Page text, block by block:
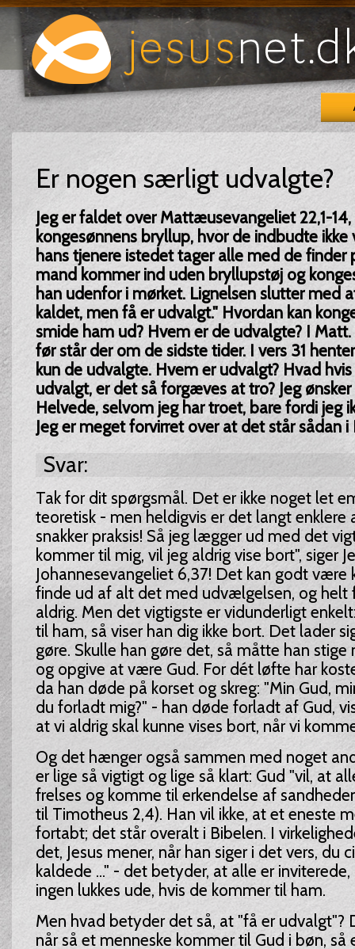
Er nogen særligt udvalgte?
Jeg er faldet over Mattæusevangeliet 22,1-
kongesønnens bryllup, hvor de indbudte ikke
hans tjenere istedet tager alle med de finder
mand kommer ind uden bryllupstøj og
han udenfor i mørket. Lignelsen slutter med
kaldet, men få er udvalgt." Hvordan kan
smide ham ud? Hvem er de udvalgte? I Matt.
før står der om de sidste tider. I vers 31
kun de udvalgte. Hvem er udvalgt? Hvad
udvalgt, er det så forgæves at tro? Jeg
Helvede, selvom jeg har troet, bare fordi jeg
Jeg er meget forvirret over at det står sådan i
Svar:
Tak for dit spørgsmål. Det er ikke noget let
teoretisk - men heldigvis er det langt enklere
snakker praksis! Så jeg lægger ud med det
kommer til mig, vil jeg aldrig vise bort", siger
Johannesevangeliet 6,37! Det kan godt være
finde ud af alt det med udvælgelsen, og helt
aldrig. Men det vigtigste er vidunderligt
til ham, så viser han dig ikke bort. Det lader
gøre. Skulle han gøre det, så måtte han stige
og opgive at være Gud. For dét løfte har
da han døde på korset og skreg: "Min Gud,
du forladt mig?" - han døde forladt af Gud,
at vi aldrig skal kunne vises bort, når vi
Og det hænger også sammen med noget
er lige så vigtigt og lige så klart: Gud "vil, at
frelses og komme til erkendelse af
til Timotheus 2,4). Han vil ikke, at et eneste
fortabt; det står overalt i Bibelen. I
det, Jesus mener, når han siger i det vers, du
kaldede ..." - det betyder, at alle er
ingen lukkes ude, hvis de kommer til ham.
Men hvad betyder det så, at "få er udvalgt"?
når så et menneske kommer til Gud i bøn, så